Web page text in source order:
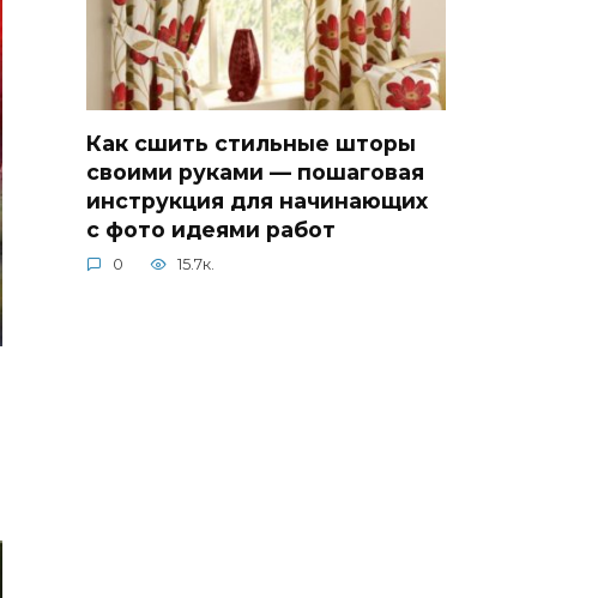
Как сшить стильные шторы
своими руками — пошаговая
инструкция для начинающих
с фото идеями работ
0 15.7к.